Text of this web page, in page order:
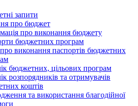
запити
про бюджет
про виконання бюджету
бюджетних програм
про виконання паспортів бюджетних
бюджетних, цільових програм
розпорядників та отримувачів
коштів
та використання благодійної